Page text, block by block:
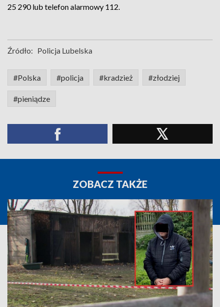
25 290 lub telefon alarmowy 112.
Źródło: Policja Lubelska
#Polska #policja #kradzież #złodziej
#pieniądze
ZOBACZ TAKŻE